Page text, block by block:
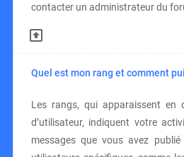
contacter un administrateur du
Quel est mon rang et comment
Les rangs, qui apparaissent en
d’utilisateur, indiquent votre
messages que vous avez